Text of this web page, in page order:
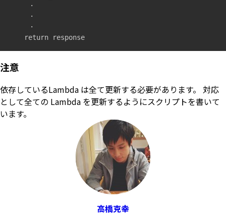
     ・
     ・
     ・
注意
依存しているLambda は全て更新する必要があります。 対応
として全ての Lambda を更新するようにスクリプトを書いて
います。
高橋克幸